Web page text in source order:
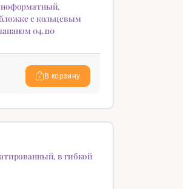
с кольцевым
04.110
В корзину
в гибкой